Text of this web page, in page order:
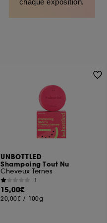
chaque exposition.
UNBOTTLED
Shampoing Tout Nu
Cheveux Ternes
1
15,00€
20,00€ / 100g